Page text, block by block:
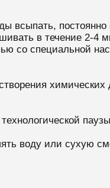
всыпать,
в течение 2-4
со специальной
воду или сухую